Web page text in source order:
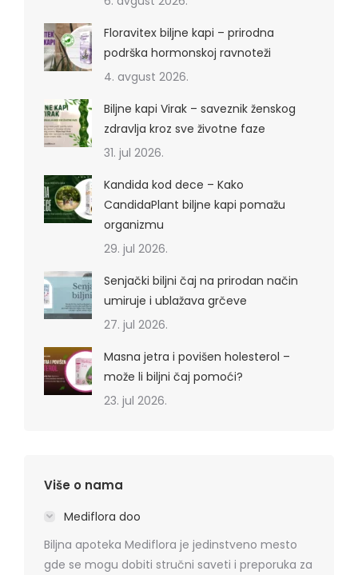
Floravitex biljne kapi – prirodna
podrška hormonskoj ravnoteži
4. avgust 2026.
Biljne kapi Virak – saveznik ženskog
zdravlja kroz sve životne faze
31. jul 2026.
Kandida kod dece – Kako
CandidaPlant biljne kapi pomažu
organizmu
29. jul 2026.
Senjački biljni čaj na prirodan način
umiruje i ublažava grčeve
27. jul 2026.
Masna jetra i povišen holesterol –
može li biljni čaj pomoći?
23. jul 2026.
Više o nama
Mediflora doo
Biljna apoteka Mediflora je jedinstveno mesto
gde se mogu dobiti stručni saveti i preporuka za